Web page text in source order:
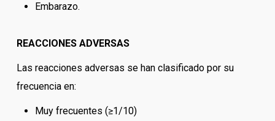
Embarazo.
REACCIONES ADVERSAS
Las reacciones adversas se han clasificado por su
frecuencia en:
Muy frecuentes (≥1/10)